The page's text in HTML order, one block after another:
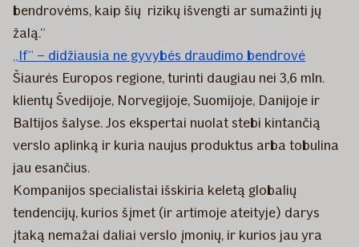
bendrovėms, kaip šių rizikų išvengti ar sumažinti jų
žalą.“
„If“ – didžiausia ne gyvybės draudimo bendrovė
Šiaurės Europos regione, turinti daugiau nei 3,6 mln.
klientų Švedijoje, Norvegijoje, Suomijoje, Danijoje ir
Baltijos šalyse. Jos ekspertai nuolat stebi kintančią
verslo aplinką ir kuria naujus produktus arba tobulina
jau esančius.
Kompanijos specialistai išskiria keletą globalių
tendencijų, kurios šįmet (ir artimoje ateityje) darys
įtaką nemažai daliai verslo įmonių, ir kurios jau yra